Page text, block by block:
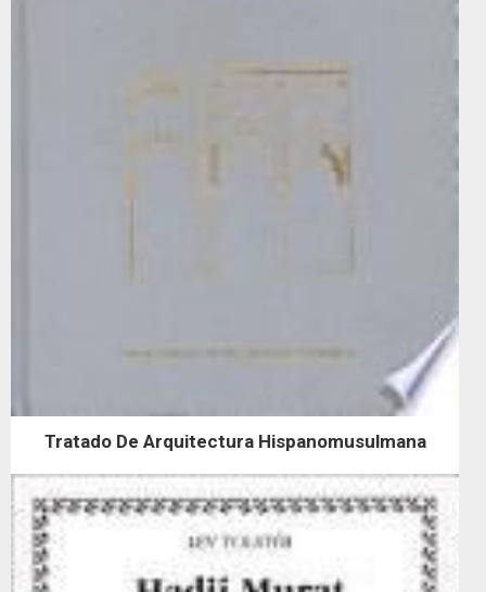
Tratado De Arquitectura Hispanomusulmana